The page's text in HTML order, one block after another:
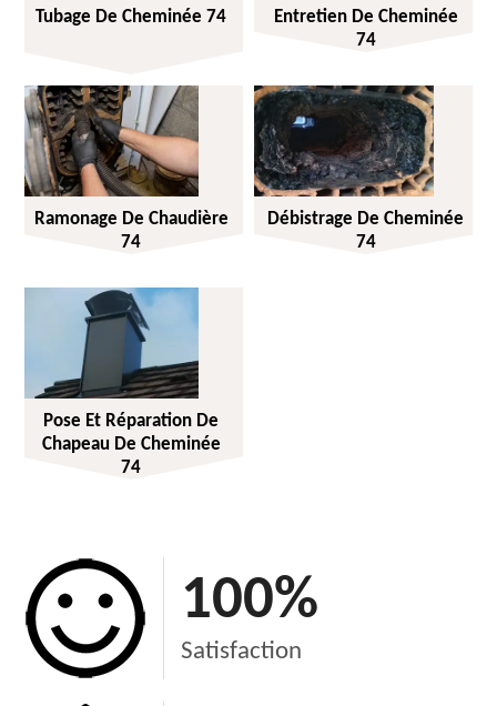
Tubage De Cheminée 74
Entretien De Cheminée
74
Ramonage De Chaudière
74
Débistrage De Cheminée
74
Pose Et Réparation De
Chapeau De Cheminée
74
100%
Satisfaction